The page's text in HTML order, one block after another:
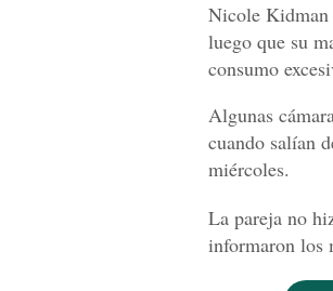
Nicole Kidman
luego que su
consumo
Algunas
cuando salían
miércoles.
La pareja no
informaron los